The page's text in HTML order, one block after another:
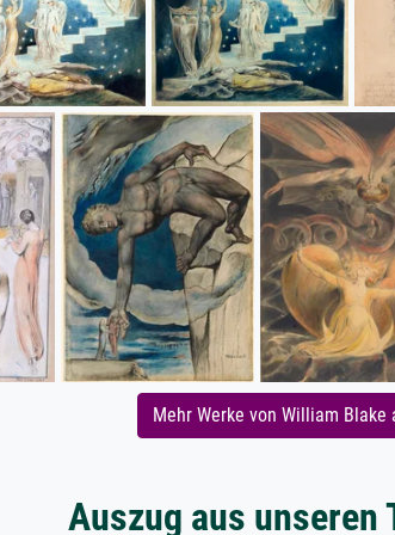
Mehr Werke von William Blake
Auszug aus unseren